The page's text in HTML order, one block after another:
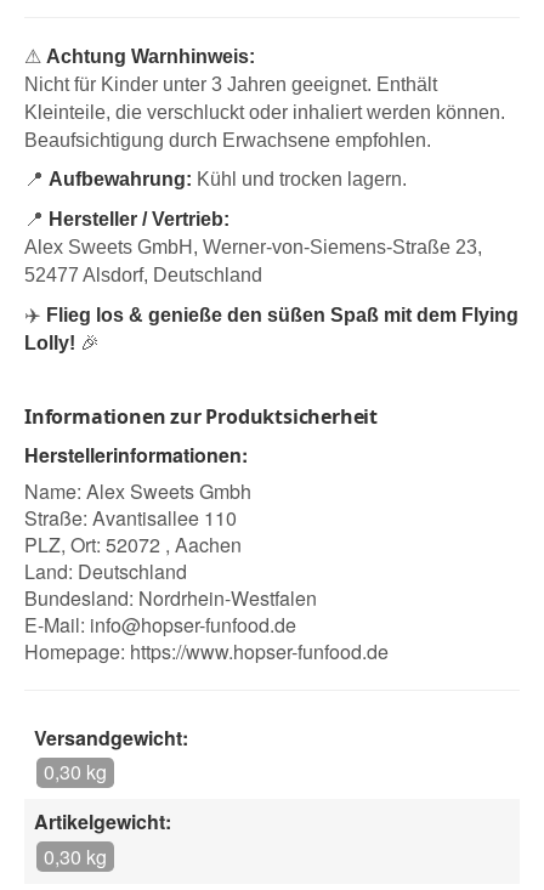
⚠ Achtung Warnhinweis:
Nicht für Kinder unter 3 Jahren geeignet. Enthält
Kleinteile, die verschluckt oder inhaliert werden können.
Beaufsichtigung durch Erwachsene empfohlen.
📍 Aufbewahrung: Kühl und trocken lagern.
📍 Hersteller / Vertrieb:
Alex Sweets GmbH, Werner-von-Siemens-Straße 23,
52477 Alsdorf, Deutschland
✈️ Flieg los & genieße den süßen Spaß mit dem Flying
Lolly! 🎉
Informationen zur Produktsicherheit
Herstellerinformationen:
Name: Alex Sweets Gmbh
Straße: Avantisallee 110
PLZ, Ort: 52072 , Aachen
Land: Deutschland
Bundesland: Nordrhein-Westfalen
E-Mail: info@hopser-funfood.de
Homepage: https://www.hopser-funfood.de
Versandgewicht:
0,30 kg
Artikelgewicht:
0,30 kg